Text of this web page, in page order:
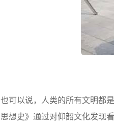
也可以说，人类的所有文明都
思想史》通过对仰韶文化发现